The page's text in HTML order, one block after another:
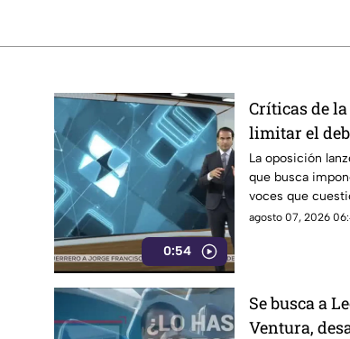
0:54
Críticas de
limitar el
La oposición
que busca
voces que
presuntos
agosto 07, 2026
Se busca a
Ventura,